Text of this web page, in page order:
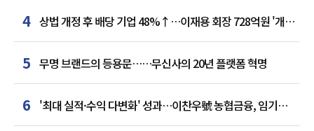
4 상법 개정 후 배당 기업 48%↑…이재용 회장 728억원 '개인
최다'
5 무명 브랜드의 등용문……무신사의 20년 플랫폼 혁명
6 '최대 실적·수익 다변화' 성과…이찬우號 농협금융, 임기
말년 성장 박차